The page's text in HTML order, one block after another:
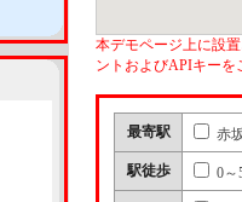
本デモページ上に設
ントおよびAPIキーを
最寄駅 赤
駅徒歩 0～